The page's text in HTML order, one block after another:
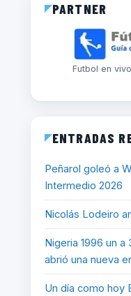
PARTNER
Futbol en
ENTRADAS
Peñarol goleó a
Intermedio 2026
Nicolás Lodeiro
Nigeria 1996 un
abrió una nueva
Un día como hoy